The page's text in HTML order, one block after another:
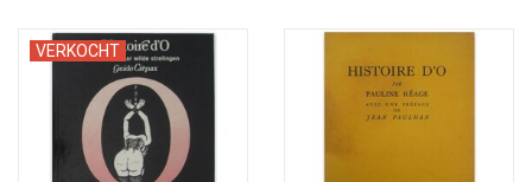
VERKOCHT